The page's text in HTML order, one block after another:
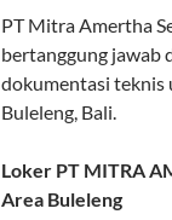
PT Mitra Amertha
bertanggung jawab
dokumentasi teknis
Buleleng, Bali.
Loker PT MITRA
Area Buleleng